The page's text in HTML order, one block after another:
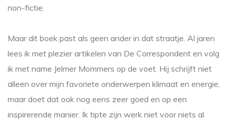
non-fictie.
Maar dit boek past als geen ander in dat straatje. Al jaren
lees ik met plezier artikelen van De Correspondent en volg
ik met name Jelmer Mommers op de voet. Hij schrijft niet
alleen over mijn favoriete onderwerpen klimaat en energie,
maar doet dat ook nog eens zeer goed en op een
inspirerende manier. Ik tipte zijn werk niet voor niets al